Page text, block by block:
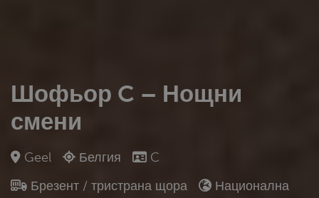
Шофьор C – Нощни
смени
Geel Белгия
C
Брезент / тристрана щора
Национална